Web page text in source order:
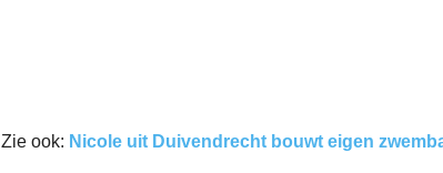
Zie ook: Nicole uit Duivendrecht bouwt eigen